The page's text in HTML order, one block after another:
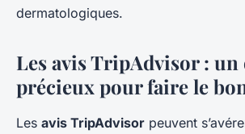
dermatologiques.
Les avis TripAdvisor :
précieux pour faire le
Les avis TripAdvisor peuvent